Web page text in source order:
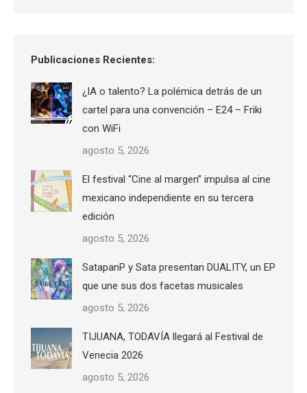
Publicaciones Recientes:
¿IA o talento? La polémica detrás de un
cartel para una convención – E24 – Friki
con WiFi
agosto 5, 2026
El festival “Cine al margen” impulsa al cine
mexicano independiente en su tercera
edición
agosto 5, 2026
SatapanP y Sata presentan DUALITY, un EP
que une sus dos facetas musicales
agosto 5, 2026
TIJUANA, TODAVÍA llegará al Festival de
Venecia 2026
agosto 5, 2026